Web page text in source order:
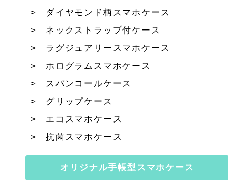
ダイヤモンド柄スマホケース
ネックストラップ付ケース
ラグジュアリースマホケース
ホログラムスマホケース
スパンコールケース
グリップケース
エコスマホケース
抗菌スマホケース
オリジナル手帳型スマホケース